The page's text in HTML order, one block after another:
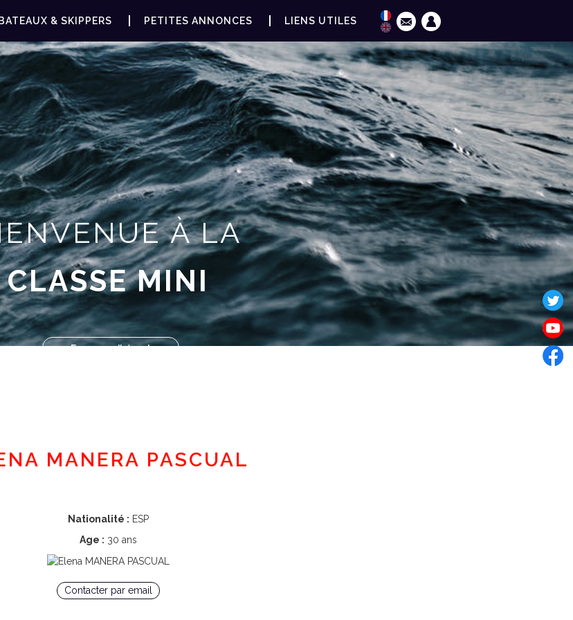
BATEAUX & SKIPPERS PETITES ANNONCES LIENS UTILES
À LA
CLASSE MINI
Espace adhérent
MANERA PASCUAL
Nationalité : ESP
Age : 30 ans
Contacter par email